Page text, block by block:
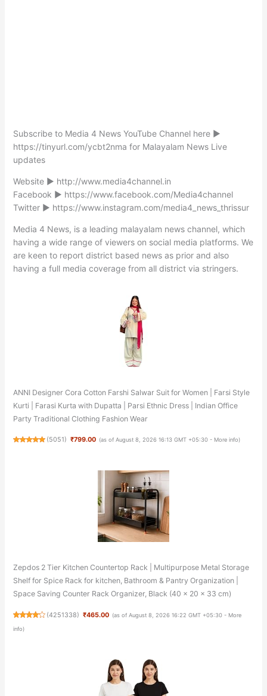
Subscribe to Media 4 News YouTube Channel here ►
https://tinyurl.com/ycbt2nma for Malayalam News Live
updates
Website ► http://www.media4channel.in
Facebook ► https://www.facebook.com/Media4channel
Twitter ► https://www.instagram.com/media4_news_thrissur
Media 4 News, is a leading malayalam news channel, which
having a wide range of viewers on social media platforms. We
are keen to report district based news as prior and also
having a full media coverage from all district via stringers.
ANNI Designer Cora Cotton Farshi Salwar Suit for Women | Farsi Style
Kurti | Farasi Kurta with Dupatta | Parsi Ethnic Dress | Indian Office
Party Traditional Clothing Fashion Wear
(5051) ₹799.00 (as of August 8, 2026 16:13 GMT +05:30 - More info)
Zepdos 2 Tier Kitchen Countertop Rack | Multipurpose Metal Storage
Shelf for Spice Rack for kitchen, Bathroom & Pantry Organization |
Space Saving Counter Rack Organizer, Black (40 x 20 x 33 cm)
(4251338) ₹465.00 (as of August 8, 2026 16:22 GMT +05:30 - More
info)